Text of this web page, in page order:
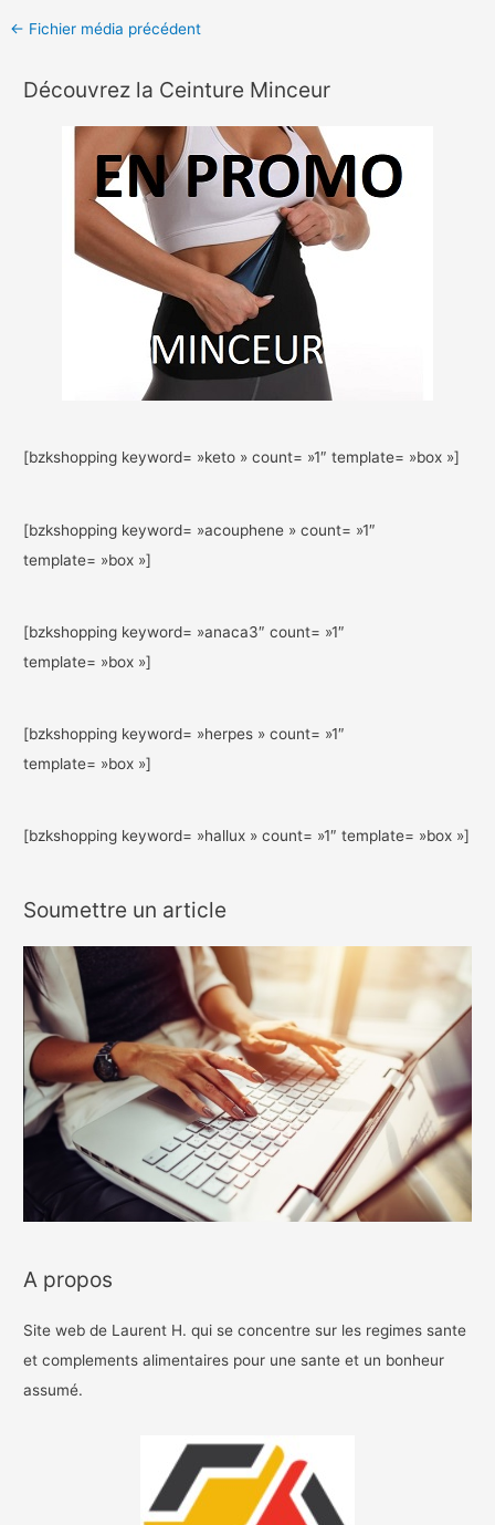
← Fichier média précédent
Découvrez la Ceinture Minceur
[bzkshopping keyword= »keto » count= »1″ template= »box »]
[bzkshopping keyword= »acouphene » count= »1″
template= »box »]
[bzkshopping keyword= »anaca3″ count= »1″
template= »box »]
[bzkshopping keyword= »herpes » count= »1″
template= »box »]
[bzkshopping keyword= »hallux » count= »1″ template= »box »]
Soumettre un article
A propos
Site web de Laurent H. qui se concentre sur les regimes sante
et complements alimentaires pour une sante et un bonheur
assumé.